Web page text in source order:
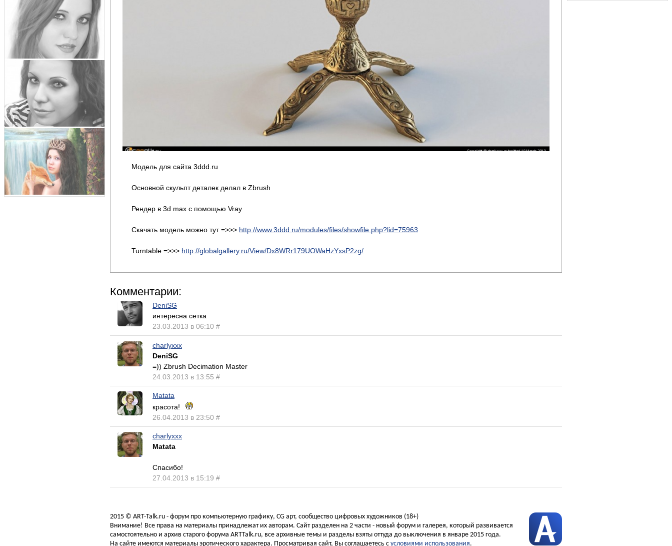
Модель для сайта 3ddd.ru
Основной скульпт деталек делал в Zbrush
Рендер в 3d max с помощью Vray
Скачать модель можно тут =>>> http://www.3ddd.ru/modules/files/showfile.php?lid=75963
Turntable =>>> http://globalgallery.ru/View/Dx8WRr179UOWaHzYxsP2zg/
Комментарии:
DeniSG
интересна сетка
23.03.2013 в 06:10 #
charlyxxx
DeniSG
=)) Zbrush Decimation Master
24.03.2013 в 13:55 #
Matata
красота!
26.04.2013 в 23:50 #
charlyxxx
Matata
Спасибо!
27.04.2013 в 15:19 #
2015 © ART-Talk.ru - форум про компьютерную графику, CG арт, сообщество цифровых художников (18+)
Внимание! Все права на материалы принадлежат их авторам. Сайт разделен на 2 части - новый форум и галерея, который развивается
самостоятельно и архив старого форума ARTTalk.ru, все архивные темы и разделы взяты оттуда до выключения в январе 2015 года.
На сайте имеются материалы эротического характера. Просматривая сайт, Вы соглашаетесь с условиями использования.